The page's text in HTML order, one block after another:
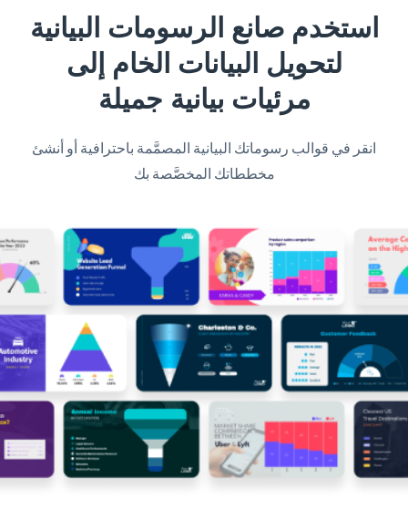
استخدم صانع الرسومات البيانية
لتحويل البيانات الخام إلى
مرئيات بيانية جميلة
انقر في قوالب رسوماتك البيانية المصمَّمة باحترافية أو أنشئ
مخططاتك المخصَّصة بك